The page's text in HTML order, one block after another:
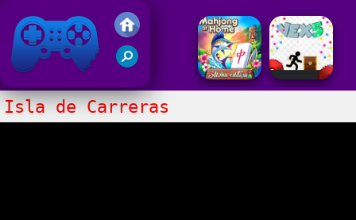
Juegos Friv 2017
Isla de Carreras